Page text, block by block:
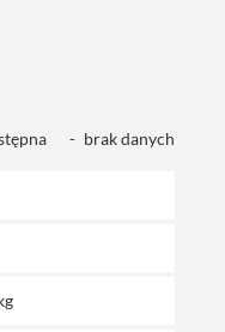
- brak danych